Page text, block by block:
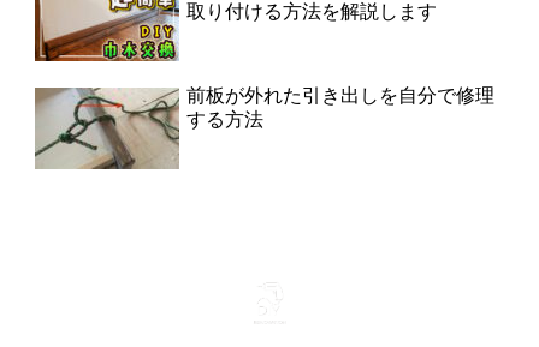
取り付ける方法を解説します
前板が外れた引き出しを自分で修理
する方法